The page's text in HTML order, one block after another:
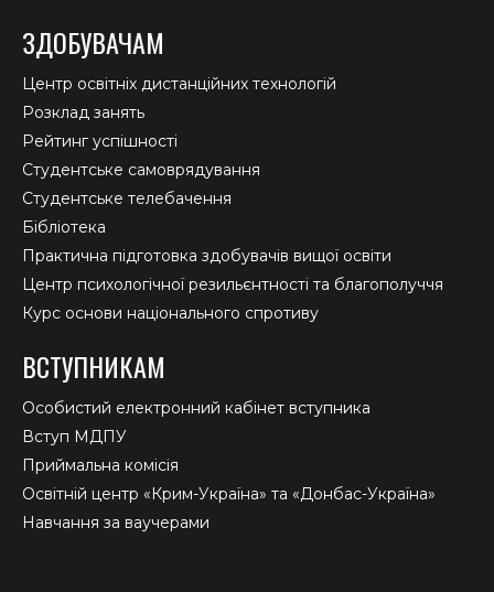
ЗДОБУВАЧАМ
Центр освітніх дистанційних технологій
Розклад занять
Рейтинг успішності
Студентське самоврядування
Студентське телебачення
Бібліотека
Практична підготовка здобувачів вищої освіти
Центр психологічної резильєнтності та благополуччя
Курс основи національного спротиву
ВСТУПНИКАМ
Особистий електронний кабінет вступника
Вступ МДПУ
Приймальна комісія
Освітній центр «Крим-Україна» та «Донбас-Україна»
Навчання за ваучерами